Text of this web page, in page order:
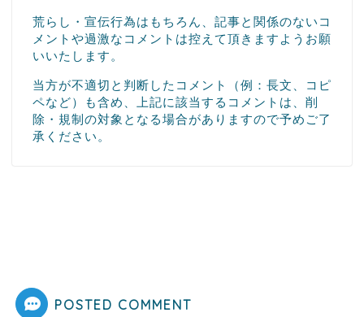
荒らし・宣伝行為はもちろん、記事と関係のないコ
メントや過激なコメントは控えて頂きますようお願
いいたします。
当方が不適切と判断したコメント（例：長文、コピ
ペなど）も含め、上記に該当するコメントは、削
除・規制の対象となる場合がありますので予めご了
承ください。
POSTED COMMENT